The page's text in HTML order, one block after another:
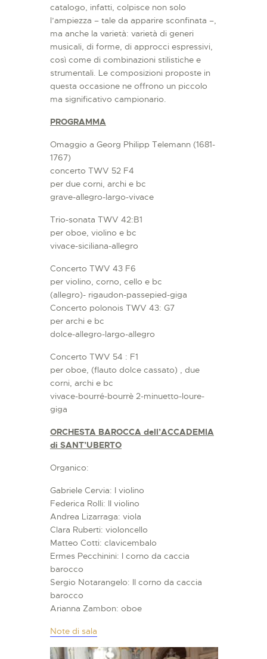
catalogo, infatti, colpisce non solo
l’ampiezza – tale da apparire sconfinata –,
ma anche la varietà: varietà di generi
musicali, di forme, di approcci espressivi,
così come di combinazioni stilistiche e
strumentali. Le composizioni proposte in
questa occasione ne offrono un piccolo
ma significativo campionario.
PROGRAMMA
Omaggio a Georg Philipp Telemann (1681-
1767)
concerto TWV 52 F4
per due corni, archi e bc
grave-allegro-largo-vivace
Trio-sonata TWV 42:B1
per oboe, violino e bc
vivace-siciliana-allegro
Concerto TWV 43 F6
per violino, corno, cello e bc
(allegro)- rigaudon-passepied-giga
Concerto polonois TWV 43: G7
per archi e bc
dolce-allegro-largo-allegro
Concerto TWV 54 : F1
per oboe, (flauto dolce cassato) , due
corni, archi e bc
vivace-bourré-bourrè 2-minuetto-loure-
giga
ORCHESTA BAROCCA dell’ACCADEMIA
di SANT’UBERTO
Organico:
Gabriele Cervia: I violino
Federica Rolli: II violino
Andrea Lizarraga: viola
Clara Ruberti: violoncello
Matteo Cotti: clavicembalo
Ermes Pecchinini: I corno da caccia
barocco
Sergio Notarangelo: II corno da caccia
barocco
Arianna Zambon: oboe
Note di sala